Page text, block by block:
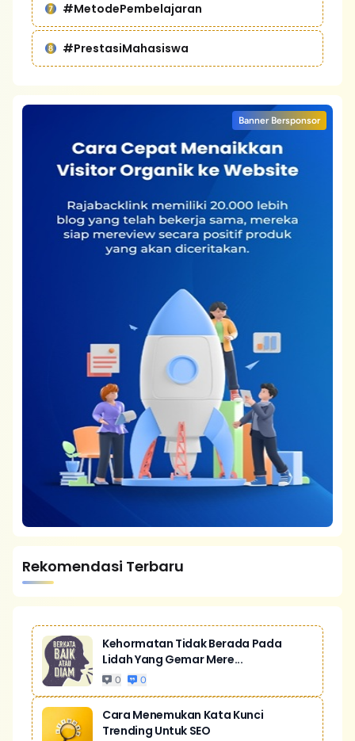
#MetodePembelajaran
#PrestasiMahasiswa
Banner Bersponsor
Rekomendasi Terbaru
Kehormatan Tidak Berada Pada
Lidah Yang Gemar Mere...
0 0
Cara Menemukan Kata Kunci
Trending Untuk SEO